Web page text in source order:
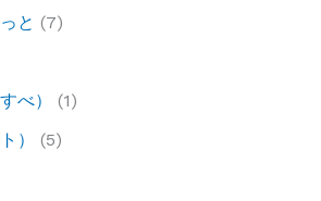
と (7)
べ）
(1)
）
(5)